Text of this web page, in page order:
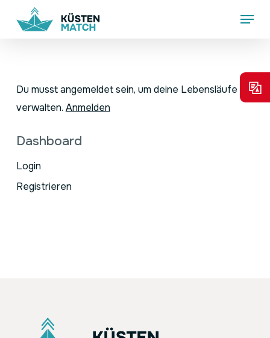
Menu
Du musst angemeldet sein, um deine Lebensläufe zu
verwalten. Anmelden
Dashboard
Login
Registrieren